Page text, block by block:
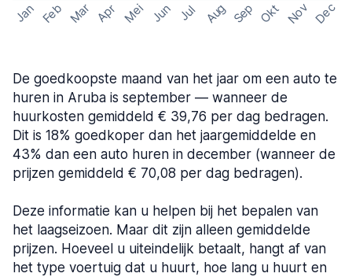
Jan Feb Mar Apr Mei Jun Jul Aug Sep Okt Nov Dec
De goedkoopste maand van het jaar om een auto te
huren in Aruba is september — wanneer de
huurkosten gemiddeld € 39,76 per dag bedragen.
Dit is 18% goedkoper dan het jaargemiddelde en
43% dan een auto huren in december (wanneer de
prijzen gemiddeld € 70,08 per dag bedragen).
Deze informatie kan u helpen bij het bepalen van
het laagseizoen. Maar dit zijn alleen gemiddelde
prijzen. Hoeveel u uiteindelijk betaalt, hangt af van
het type voertuig dat u huurt, hoe lang u huurt en